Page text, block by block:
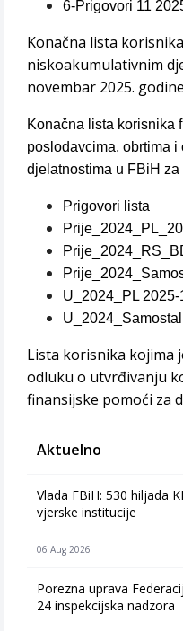
6-Prigovori 11
Konačna lista
niskoakumulativnim
novembar 2025. godine
Konačna lista korisnika
poslodavcima, obrtima
djelatnostima u FBiH
Prigovori lista
U_2024_PL 2025-
Lista korisnika kojima
odluku o utvrđivanju
finansijske pomoći za
Aktuelno
Vlada FBiH: 530 hiljada
vjerske institucije
06 Aug 2026
Porezna uprava
24 inspekcijska nadzora